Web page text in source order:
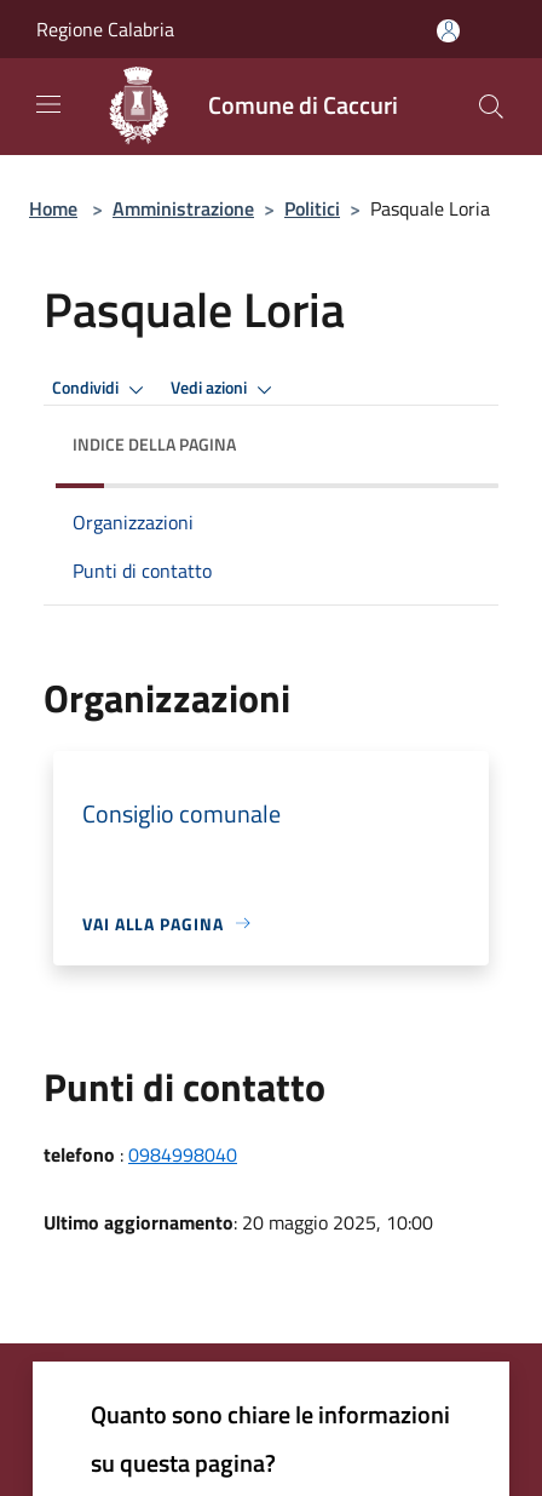
Regione Calabria
Comune di Caccuri
Home > Amministrazione > Politici > Pasquale Loria
Pasquale Loria
Condividi Vedi azioni
INDICE DELLA PAGINA
Organizzazioni
Punti di contatto
Organizzazioni
Consiglio comunale
VAI ALLA PAGINA
Punti di contatto
telefono :0984998040
Ultimo aggiornamento: 20 maggio 2025, 10:00
Quanto sono chiare le informazioni
su questa pagina?